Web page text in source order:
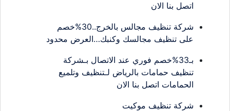
اتصل بنا الان
شركة تنظيف مجالس بالخرج..30%خصم
على تنظيف مجالسك وكنبك…العرض محدود
بـ33%خصم فوري عند الاتصال بـشركة
تنظيف حمامات بالرياض لـتنظيف وتلميع
الحمامات اتصل بنا الان
شركة تنظيف موكيت